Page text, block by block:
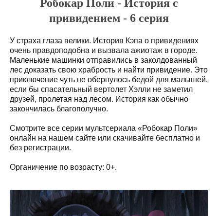
Робокар Поли - История с
привидением - 6 серия
У страха глаза велики. История Кэпа о привидениях
очень правдоподобна и вызвала ажиотаж в городе.
Маленькие машинки отправились в заколдованный
лес доказать свою храбрость и найти привидение. Это
приключение чуть не обернулось бедой для малышей,
если бы спасательный вертолет Хэлли не заметил
друзей, пролетая над лесом. История как обычно
закончилась благополучно.
Смотрите все серии мультсериала «Робокар Поли»
онлайн на нашем сайте или скачивайте бесплатно и
без регистрации.
Органичение по возрасту: 0+.